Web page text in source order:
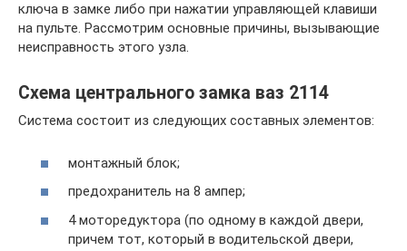
ключа в замке либо при нажатии управляющей клавиши
на пульте. Рассмотрим основные причины, вызывающие
неисправность этого узла.
Схема центрального замка ваз 2114
Система состоит из следующих составных элементов:
монтажный блок;
предохранитель на 8 ампер;
4 моторедуктора (по одному в каждой двери,
причем тот, который в водительской двери,